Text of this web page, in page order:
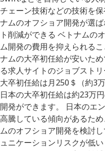
チェーン技術などの技術を
ナムのオフショア開発が選
ト削減ができる ベトナムの
ム開発の費用を抑えられる
ナムの大卒初任給が安いた
る求人サイトのジョブスト
大卒初任給は月250＄（約3
日本の大卒初任給は約23万
開発ができます。 日本のエ
高騰している傾向があるた
ムのオフショア開発を検討
ュニケーションリスクが低